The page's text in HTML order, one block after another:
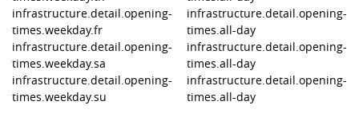
infrastructure.detail.opening-
times.weekday.fr
infrastructure.detail.opening-
times.all-day
infrastructure.detail.opening-
times.weekday.sa
infrastructure.detail.opening-
times.all-day
infrastructure.detail.opening-
times.weekday.su
infrastructure.detail.opening-
times.all-day